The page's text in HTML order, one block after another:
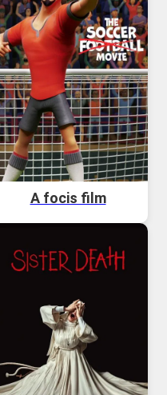
A focis film